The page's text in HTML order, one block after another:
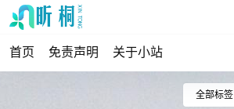
首页 免责声明 关于小站
全部标签